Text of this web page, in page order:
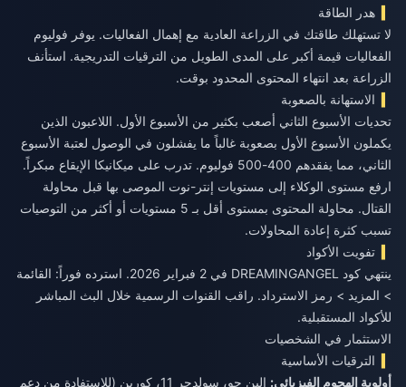
هدر الطاقة
لا تستهلك طاقتك في الزراعة العادية مع إهمال الفعاليات. يوفر فوليوم
الفعاليات قيمة أكبر على المدى الطويل من الترقيات التدريجية. استأنف
الزراعة بعد انتهاء المحتوى المحدود بوقت.
الاستهانة بالصعوبة
تحديات الأسبوع الثاني أصعب بكثير من الأسبوع الأول. اللاعبون الذين
يكملون الأسبوع الأول بصعوبة غالباً ما يفشلون في الوصول لعتبة الأسبوع
الثاني، مما يفقدهم 400-500 فوليوم. تدرب على ميكانيكا الإيقاع مبكراً.
ارفع مستوى الوكلاء إلى مستويات إنتر-نوت الموصى بها قبل محاولة
القتال. محاولة المحتوى بمستوى أقل بـ 5 مستويات أو أكثر من التوصيات
تسبب كثرة إعادة المحاولات.
تفويت الأكواد
ينتهي كود DREAMINGANGEL في 2 فبراير 2026. استرده فوراً: القائمة
> المزيد > رمز الاسترداد. راقب القنوات الرسمية خلال البث المباشر
للأكواد المستقبلية.
الاستثمار في الشخصيات
الترقيات الأساسية
أولوية الهجوم الفيزيائي:
إلين جو، سولدجر 11، كورين (للاستفادة من دعم